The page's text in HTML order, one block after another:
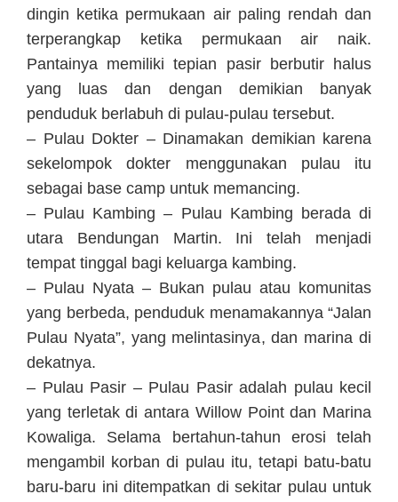
dingin ketika permukaan air paling rendah dan
terperangkap ketika permukaan air naik.
Pantainya memiliki tepian pasir berbutir halus
yang luas dan dengan demikian banyak
penduduk berlabuh di pulau-pulau tersebut.
– Pulau Dokter – Dinamakan demikian karena
sekelompok dokter menggunakan pulau itu
sebagai base camp untuk memancing.
– Pulau Kambing – Pulau Kambing berada di
utara Bendungan Martin. Ini telah menjadi
tempat tinggal bagi keluarga kambing.
– Pulau Nyata – Bukan pulau atau komunitas
yang berbeda, penduduk menamakannya “Jalan
Pulau Nyata”, yang melintasinya, dan marina di
dekatnya.
– Pulau Pasir – Pulau Pasir adalah pulau kecil
yang terletak di antara Willow Point dan Marina
Kowaliga. Selama bertahun-tahun erosi telah
mengambil korban di pulau itu, tetapi batu-batu
baru-baru ini ditempatkan di sekitar pulau untuk